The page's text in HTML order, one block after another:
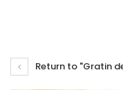
Return to "Gratin